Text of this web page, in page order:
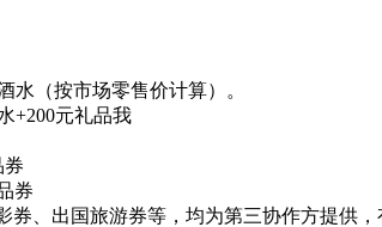
（按市场零售价计算）。
+200元礼品我
券
、出国旅游券等，均为第三协作方提供，